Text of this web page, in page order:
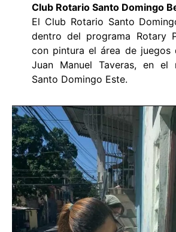
Club Rotario Santo Domingo
El Club Rotario Santo
dentro del programa Rotary
con pintura el área de juegos
Juan Manuel Taveras, en el
Santo Domingo Este.